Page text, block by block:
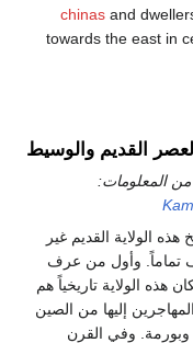
chinasand
towards the east
القديم والوسيط
الولاية القديم غير
وأول من عرف
الولاية تاريخياً هم
إليها من الصين
وفي القرن